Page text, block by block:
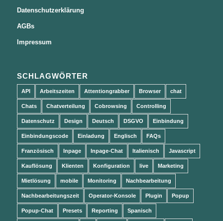
Datenschutzerklärung
AGBs
Impressum
SCHLAGWÖRTER
API Arbeitszeiten Attentiongrabber Browser chat
Chats Chatverteilung Cobrowsing Controlling
Datenschutz Design Deutsch DSGVO Einbindung
Einbindungscode Einladung Englisch FAQs
Französisch Inpage Inpage-Chat Italienisch Javascript
Kauflösung Klienten Konfiguration live Marketing
Mietlösung mobile Monitoring Nachbearbeitung
Nachbearbeitungszeit Operator-Konsole Plugin Popup
Popup-Chat Presets Reporting Spanisch